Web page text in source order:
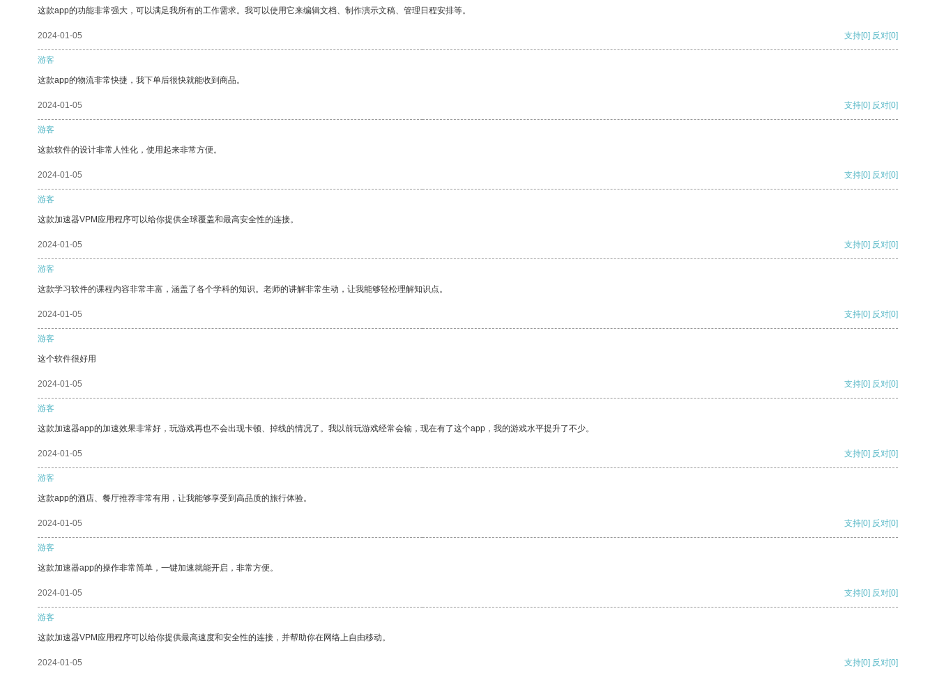
这款app的功能非常强大，可以满足我所有的工作需求。我可以使用它来编辑文档、制作演示文稿、管理日程安排等。
2024-01-05 支持[0] 反对[0]
游客
这款app的物流非常快捷，我下单后很快就能收到商品。
2024-01-05 支持[0] 反对[0]
游客
这款软件的设计非常人性化，使用起来非常方便。
2024-01-05 支持[0] 反对[0]
游客
这款加速器VPM应用程序可以给你提供全球覆盖和最高安全性的连接。
2024-01-05 支持[0] 反对[0]
游客
这款学习软件的课程内容非常丰富，涵盖了各个学科的知识。老师的讲解非常生动，让我能够轻松理解知识点。
2024-01-05 支持[0] 反对[0]
游客
这个软件很好用
2024-01-05 支持[0] 反对[0]
游客
这款加速器app的加速效果非常好，玩游戏再也不会出现卡顿、掉线的情况了。我以前玩游戏经常会输，现在有了这个app，我的游戏水平提升了不少。
2024-01-05 支持[0] 反对[0]
游客
这款app的酒店、餐厅推荐非常有用，让我能够享受到高品质的旅行体验。
2024-01-05 支持[0] 反对[0]
游客
这款加速器app的操作非常简单，一键加速就能开启，非常方便。
2024-01-05 支持[0] 反对[0]
游客
这款加速器VPM应用程序可以给你提供最高速度和安全性的连接，并帮助你在网络上自由移动。
2024-01-05 支持[0] 反对[0]